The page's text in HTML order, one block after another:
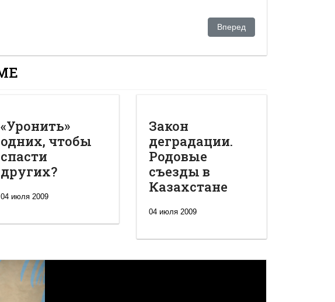
между плохим и худшим? Следующий: Новое
Вперед
«Уронить»
одних, чтобы
спасти
других?
04 июля 2009
Закон
деградации.
Родовые
съезды в
Казахстане
04 июля 2009